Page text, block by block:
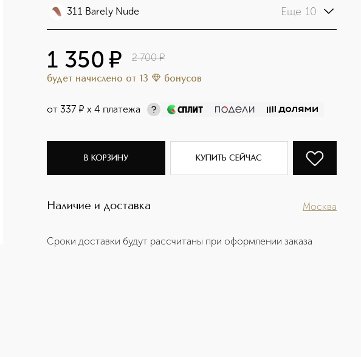
311 Barely Nude Еще 10
1 350 ¤ 2 700 ¤
будет начислено от 13 бонусов
от 337 ¤ х 4 платежа
В КОРЗИНУ КУПИТЬ СЕЙЧАС
Наличие и доставка Москва
Сроки доставки будут рассчитаны при оформлении заказа